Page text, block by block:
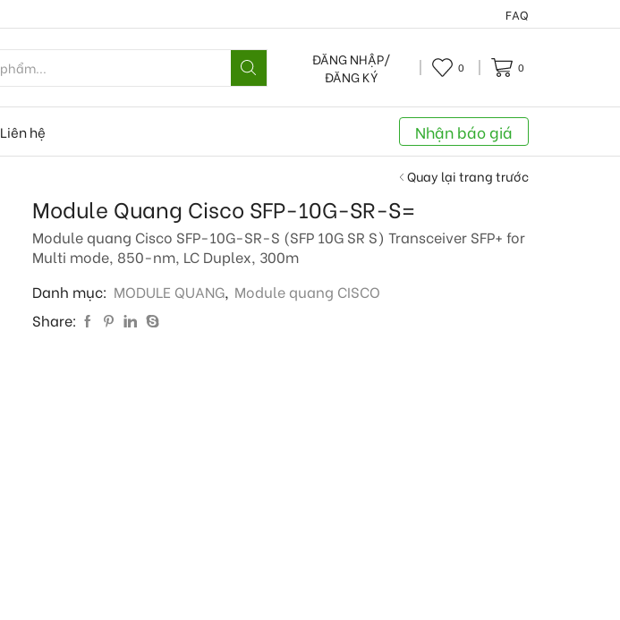
FAQ
ĐĂNG NHẬP/
ĐĂNG KÝ
0 0
Liên hệ Nhận báo giá
Quay lại trang trước
Module Quang Cisco SFP-10G-SR-S=
Module quang Cisco SFP-10G-SR-S (SFP 10G SR S) Transceiver SFP+ for
Multi mode, 850-nm, LC Duplex, 300m
Danh mục: MODULE QUANG, Module quang CISCO
Share: